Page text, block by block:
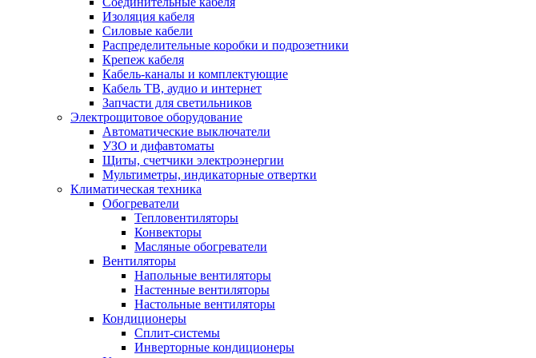
Изоляция кабеля
Силовые кабели
Распределительные коробки и подрозетники
Крепеж кабеля
Кабель-каналы и комплектующие
Кабель ТВ, аудио и интернет
Запчасти для светильников
Электрощитовое оборудование
Автоматические выключатели
УЗО и дифавтоматы
Щиты, счетчики электроэнергии
Мультиметры, индикаторные отвертки
Климатическая техника
Обогреватели
Тепловентиляторы
Конвекторы
Масляные обогреватели
Вентиляторы
Напольные вентиляторы
Настенные вентиляторы
Настольные вентиляторы
Кондиционеры
Сплит-системы
Инверторные кондиционеры